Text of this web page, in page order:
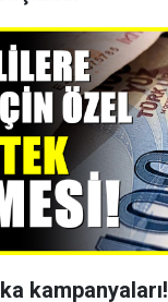
SSK, Bağ-